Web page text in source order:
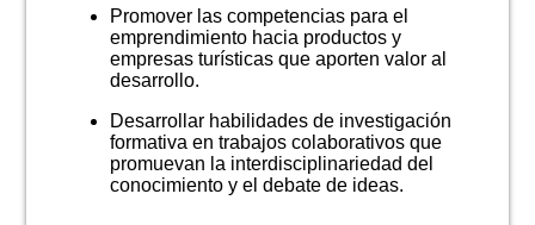
Promover las competencias para el
emprendimiento hacia productos y
empresas turísticas que aporten valor al
desarrollo.
Desarrollar habilidades de investigación
formativa en trabajos colaborativos que
promuevan la interdisciplinariedad del
conocimiento y el debate de ideas.